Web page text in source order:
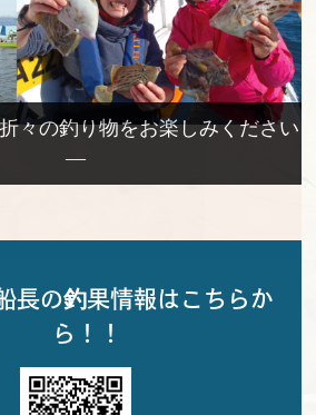
々の釣り物をお楽しみください
—
長の釣果情報はこちらか
ら！！